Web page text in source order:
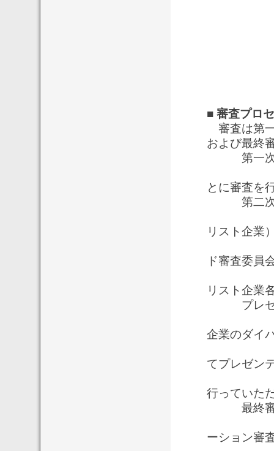
■ 審査プロ
審査は第
および最終
第一次審
とに審査を
第二次
リスト企業
ド審査委員
リスト企業
プレゼン
企業のダイ
てプレゼン
行っていた
最終審
ーション審